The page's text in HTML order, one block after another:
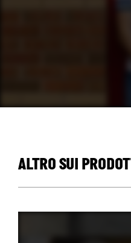
ALTRO SUI